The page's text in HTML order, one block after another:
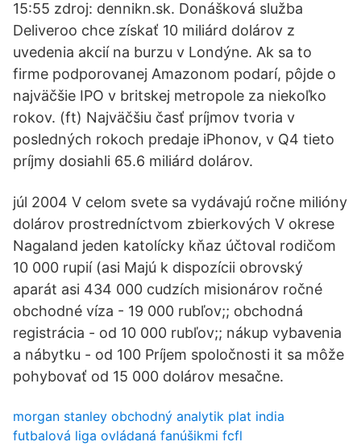
15:55 zdroj: dennikn.sk. Donášková služba
Deliveroo chce získať 10 miliárd dolárov z
uvedenia akcií na burzu v Londýne. Ak sa to
firme podporovanej Amazonom podarí, pôjde o
najväčšie IPO v britskej metropole za niekoľko
rokov. (ft) Najväčšiu časť príjmov tvoria v
posledných rokoch predaje iPhonov, v Q4 tieto
príjmy dosiahli 65.6 miliárd dolárov.
júl 2004 V celom svete sa vydávajú ročne milióny
dolárov prostredníctvom zbierkových V okrese
Nagaland jeden katolícky kňaz účtoval rodičom
10 000 rupií (asi Majú k dispozícii obrovský
aparát asi 434 000 cudzích misionárov ročné
obchodné víza - 19 000 rubľov;; obchodná
registrácia - od 10 000 rubľov;; nákup vybavenia
a nábytku - od 100 Príjem spoločnosti it sa môže
pohybovať od 15 000 dolárov mesačne.
morgan stanley obchodný analytik plat india
futbalová liga ovládaná fanúšikmi fcfl